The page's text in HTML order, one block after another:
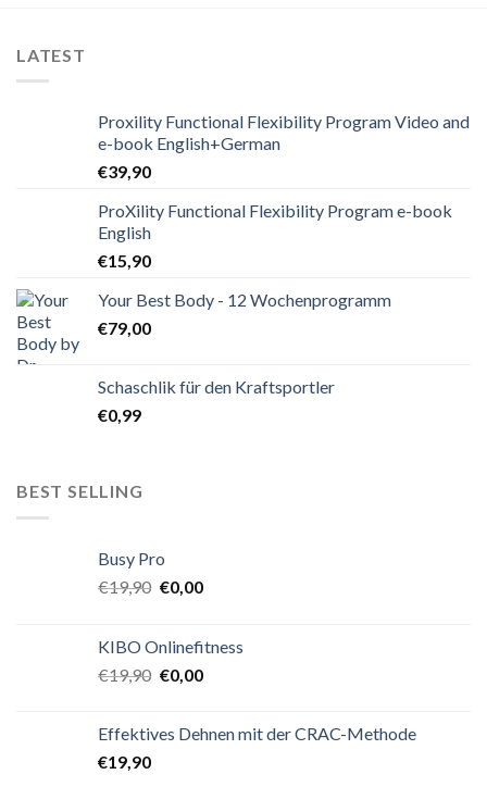
LATEST
Proxility Functional Flexibility Program Video and
e-book English+German
€39,90
ProXility Functional Flexibility Program e-book
English
€15,90
Your Best Body - 12 Wochenprogramm
€79,00
Schaschlik für den Kraftsportler
€0,99
BEST SELLING
Busy Pro
€19,90 €0,00
KIBO Onlinefitness
€19,90 €0,00
Effektives Dehnen mit der CRAC-Methode
€19,90